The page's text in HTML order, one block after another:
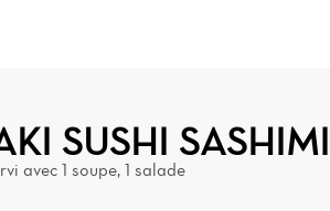
SUSHI SASHIMI
avec 1 soupe, 1 salade